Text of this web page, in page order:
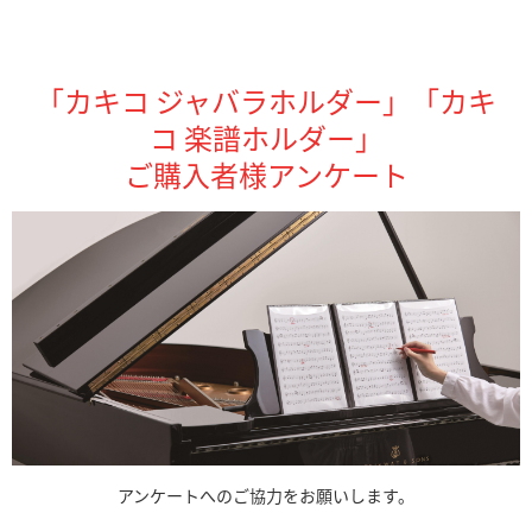
「カキコ ジャバラホルダー」「カキ
コ 楽譜ホルダー」
ご購入者様アンケート
アンケートへのご協力をお願いします。